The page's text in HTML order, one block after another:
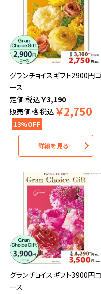
グランチョイスギフト2900円コ
ース
税込￥3,190
販売価格税込 ￥2,750
13%OFF
詳細を見る
グランチョイスギフト3900円コ
ース